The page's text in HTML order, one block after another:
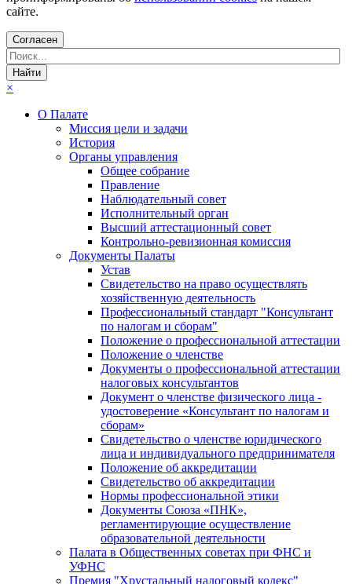
сайте.
Согласен
×
О Палате
Миссия цели и задачи
История
Органы управления
Общее собрание
Правление
Наблюдательный совет
Исполнительный орган
Высший аттестационный совет
Контрольно-ревизионная комиссия
Документы Палаты
Устав
Свидетельство на право осуществлять
хозяйственную деятельность
Профессиональный стандарт "Консультант
по налогам и сборам"
Положение о профессиональной аттестации
Положение о членстве
Документы о профессиональной аттестации
налоговых консультантов
Документ о членстве физического лица -
удостоверение «Консультант по налогам и
сборам»
Свидетельство о членстве юридического
лица и индивидуального предпринимателя
Положение об аккредитации
Свидетельство об аккредитации
Нормы профессиональной этики
Документы Союза «ПНК»,
регламентирующие осуществление
образовательной деятельности
Палата в Общественных советах при ФНС и
УФНС
Премия "Хрустальный налоговый кодекс"